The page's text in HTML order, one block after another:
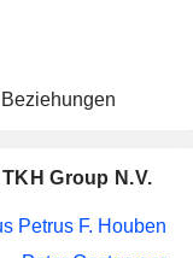
Group N.V.
Petrus F. Houben